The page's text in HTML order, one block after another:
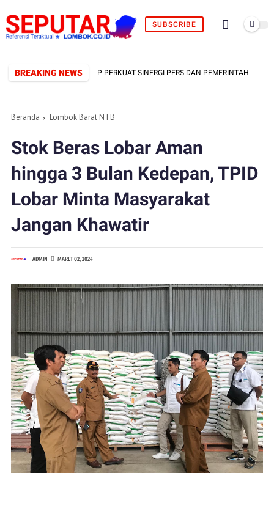
SUBSCRIBE
BREAKING NEWS
TERBENTUK, SIAP PERKUAT SINERGI PERS DAN PEMERINTAH
Beranda Lombok Barat NTB
Stok Beras Lobar Aman
hingga 3 Bulan Kedepan, TPID
Lobar Minta Masyarakat
Jangan Khawatir
ADMIN MARET 02, 2024